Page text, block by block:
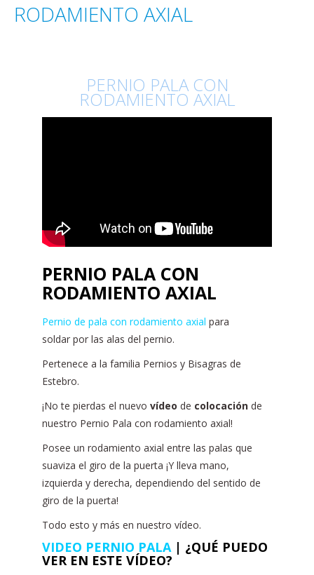
RODAMIENTO AXIAL
PERNIO PALA CON
RODAMIENTO AXIAL
PERNIO PALA CON
RODAMIENTO AXIAL
Pernio de pala con rodamiento axial para
soldar por las alas del pernio.
Pertenece a la familia Pernios y Bisagras de
Estebro.
¡No te pierdas el nuevo vídeo de colocación de
nuestro Pernio Pala con rodamiento axial!
Posee un rodamiento axial entre las palas que
suaviza el giro de la puerta ¡Y lleva mano,
izquierda y derecha, dependiendo del sentido de
giro de la puerta!
Todo esto y más en nuestro vídeo.
VIDEO PERNIO PALA | ¿QUÉ PUEDO
VER EN ESTE VÍDEO?